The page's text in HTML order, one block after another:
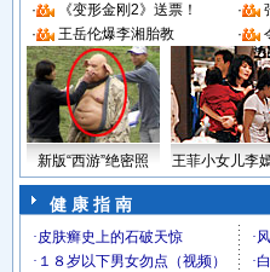
·
《变形金刚2》送票！ ·
·
王岳伦爆李湘胎教 ·
新版“西游”绝密照 王菲小女儿李
健 康 指 南